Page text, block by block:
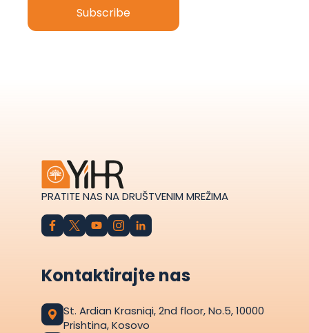
PRATITE NAS NA DRUŠTVENIM MREŽIMA
Kontaktirajte nas
St. Ardian Krasniqi, 2nd floor, No.5, 10000
Prishtina, Kosovo